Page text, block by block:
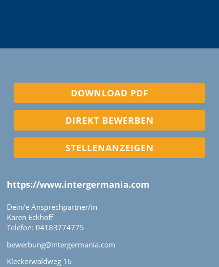
https://www.intergermania.com
Dein/e Ansprechpartner/in
Karen Eckhoff
Telefon: 04183774775
bewerbung@intergermania.com
Kleckerwaldweg 16
DOWNLOAD PDF
DIREKT BEWERBEN
STELLENANZEIGEN